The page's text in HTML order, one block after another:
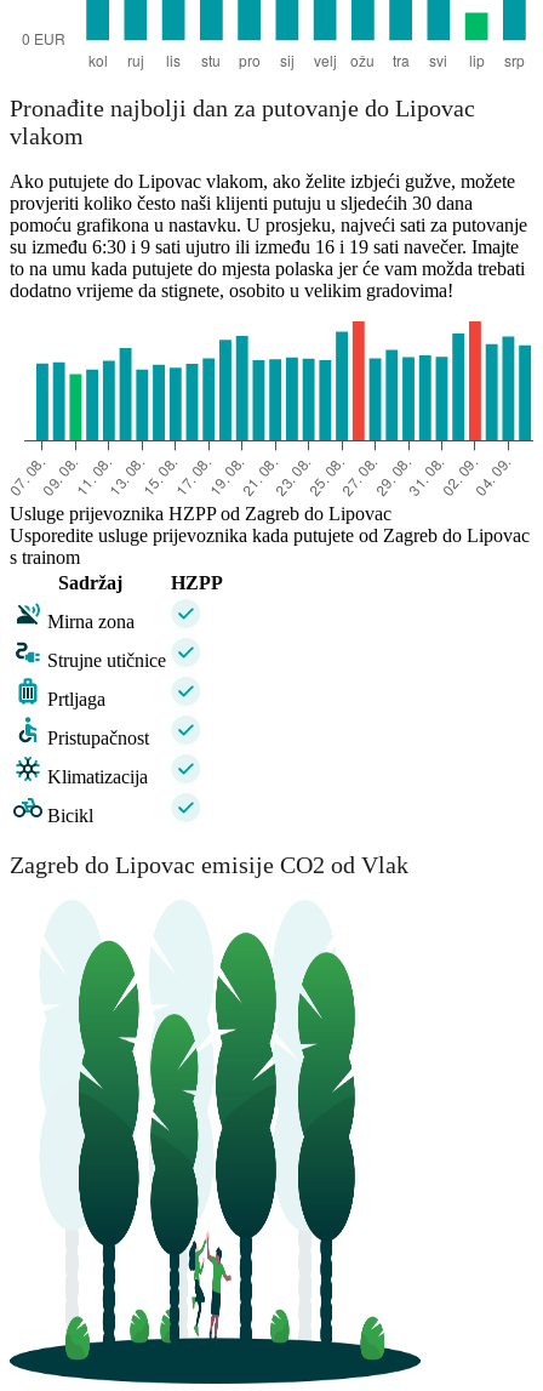
Pronađite najbolji dan za putovanje do Lipovac
vlakom
Ako putujete do Lipovac vlakom, ako želite izbjeći gužve, možete
provjeriti koliko često naši klijenti putuju u sljedećih 30 dana
pomoću grafikona u nastavku. U prosjeku, najveći sati za putovanje
su između 6:30 i 9 sati ujutro ili između 16 i 19 sati navečer. Imajte
to na umu kada putujete do mjesta polaska jer će vam možda trebati
dodatno vrijeme da stignete, osobito u velikim gradovima!
Usluge prijevoznika HZPP od Zagreb do Lipovac
Usporedite usluge prijevoznika kada putujete od Zagreb do Lipovac
s trainom
Sadržaj
HZPP
Mirna zona
Strujne utičnice
Prtljaga
Pristupačnost
Klimatizacija
Bicikl
Zagreb do Lipovac emisije CO2 od Vlak